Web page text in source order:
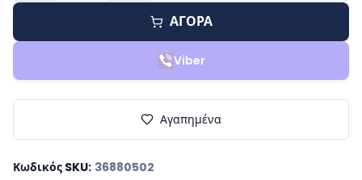
ΑΓΟΡΑ
Viber
Αγαπημένα
Κωδικός SKU: 36880502